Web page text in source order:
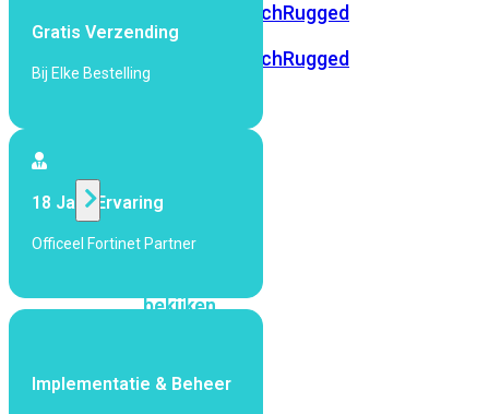
FortiSwitchRugged
216F-
FortiSwitchRugged
424F-
Alle
bekijken
Fi
Generatie
Gratis Verzending
Bij Elke Bestelling
18 Jaar Ervaring
Officeel Fortinet Partner
Implementatie & Beheer